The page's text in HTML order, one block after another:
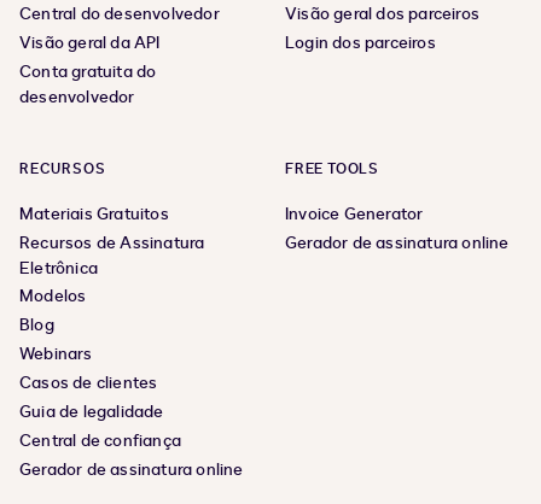
Central do desenvolvedor
Visão geral da API
Conta gratuita do
desenvolvedor
Visão geral dos parceiros
Login dos parceiros
RECURSOS
Materiais Gratuitos
Recursos de Assinatura
Eletrônica
Modelos
Blog
Webinars
Casos de clientes
Guia de legalidade
Central de confiança
Gerador de assinatura online
FREE TOOLS
Invoice Generator
Gerador de assinatura online